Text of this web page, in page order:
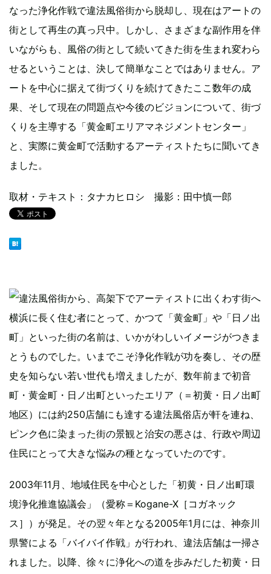
なった浄化作戦で違法風俗街から脱却し、現在はアートの
街として再生の真っ只中。しかし、さまざまな副作用を伴
いながらも、風俗の街として続いてきた街を生まれ変わら
せるということは、決して簡単なことではありません。ア
ートを中心に据えて街づくりを続けてきたここ数年の成
果、そして現在の問題点や今後のビジョンについて、街づ
くりを主導する「黄金町エリアマネジメントセンター」
と、実際に黄金町で活動するアーティストたちに聞いてき
ました。
取材・テキスト：タナカヒロシ 撮影：田中慎一郎
横浜に長く住む者にとって、かつて「黄金町」や「日ノ出
町」といった街の名前は、いかがわしいイメージがつきま
とうものでした。いまでこそ浄化作戦が功を奏し、その歴
史を知らない若い世代も増えましたが、数年前まで初音
町・黄金町・日ノ出町といったエリア（＝初黄・日ノ出町
地区）には約250店舗にも達する違法風俗店が軒を連ね、
ピンク色に染まった街の景観と治安の悪さは、行政や周辺
住民にとって大きな悩みの種となっていたのです。
2003年11月、地域住民を中心とした「初黄・日ノ出町環
境浄化推進協議会」（愛称＝Kogane-X［コガネック
ス］）が発足。その翌々年となる2005年1月には、神奈川
県警による「バイバイ作戦」が行われ、違法店舗は一掃さ
れました。以降、徐々に浄化への道を歩みだした初黄・日